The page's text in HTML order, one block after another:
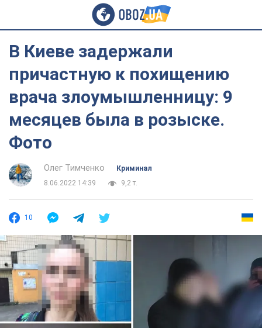
В Киеве задержали
причастную к похищению
врача злоумышленницу: 9
месяцев была в розыске.
Фото
Олег Тимченко
Криминал
8.06.2022 14:39
9,2 т.
10